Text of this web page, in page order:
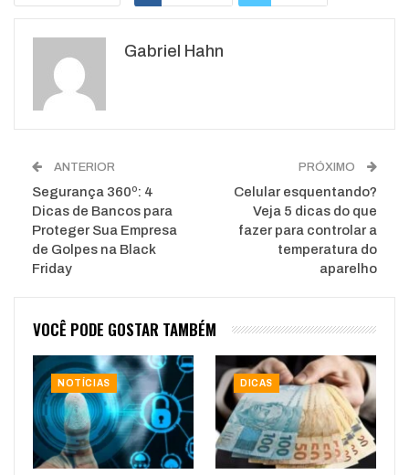
WhatsApp
Gabriel Hahn
ANTERIOR
Segurança 360º: 4
Dicas de Bancos para
Proteger Sua Empresa
de Golpes na Black
Friday
PRÓXIMO
Celular esquentando?
Veja 5 dicas do que
fazer para controlar a
temperatura do
aparelho
VOCÊ PODE GOSTAR TAMBÉM
NOTÍCIAS DICAS